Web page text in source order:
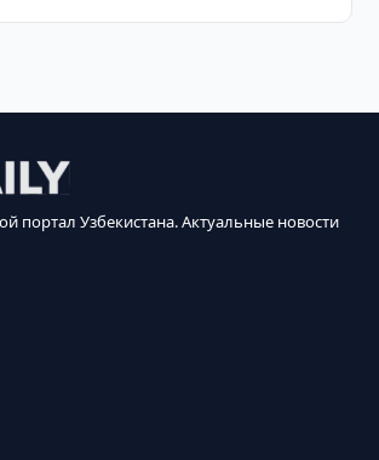
портал Узбекистана. Актуальные новости